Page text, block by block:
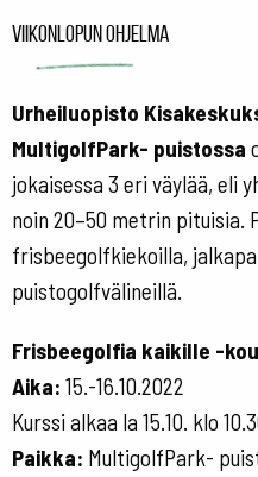
Viikonlopun ohjelma
Urheiluopisto
MultigolfPark- puistossa
jokaisessa 3 eri väylää, eli
noin 20–50 metrin pituisia.
frisbeegolfkiekoilla,
puistogolfvälineillä.
Frisbeegolfia kaikille -
Aika: 15.-16.10.2022
Kurssi alkaa la 15.10. klo
Paikka: MultigolfPark-